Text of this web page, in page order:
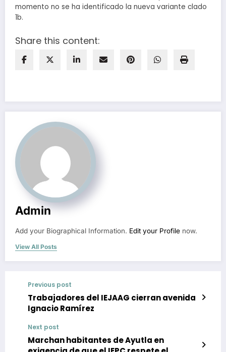
momento no se ha identificado la nueva variante clado
1b.
Share this content:
Admin
Add your Biographical Information. Edit your Profile now.
View All Posts
Previous post
Trabajadores del IEJAAG cierran avenida
Ignacio Ramírez
Next post
Marchan habitantes de Ayutla en